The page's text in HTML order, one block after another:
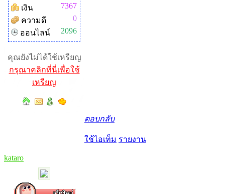
เงิน
7367
ความดี
0
ออนไลน์
2096
คุณยังไม่ได้ใช้เหรียญ
กรุณาคลิกที่นี่เพื่อใช้
เหรียญ
ตอบกลับ
ใช้ไอเท็ม รายงาน
kataro